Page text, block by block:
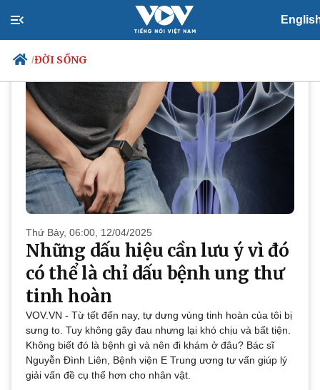
/ĐỜI SỐNG
Chính trị
Đảng
Tổ chức nhân sự
Quốc hội
Nhận diện sự thật
Xã hội
Tin 24h
Dự báo thời tiết
Giáo dục
Dấu ấn VOV
Việc làm
Thế giới
Quan sát
Cuộc sống đó đây
Hồ sơ
Multimedia
Video
E-Magazine
Infographic
ĐỜI SỐNG
Thứ Bảy, 06:00, 12/04/2025
Những dấu hiệu cần lưu ý vì đó
có thể là chỉ dấu bệnh ung thư
tinh hoàn
VOV.VN - Từ tết đến nay, tự dưng vùng tinh hoàn của tôi bị
sưng to. Tuy không gây đau nhưng lại khó chịu và bất tiện.
Không biết đó là bệnh gì và nên đi khám ở đâu? Bác sĩ
Nguyễn Đình Liên, Bệnh viện E Trung ương tư vấn giúp lý
giải vấn đề cụ thể hơn cho nhân vật.